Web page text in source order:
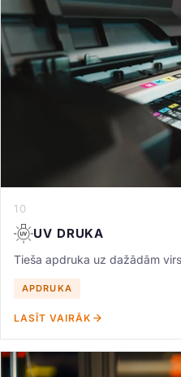
10
UV DRUKA
Tieša apdruka uz dažādām
APDRUKA
LASĪT VAIRĀK